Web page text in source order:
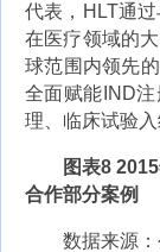
代表，HLT通
在医疗领域的
球范围内领先
全面赋能IND
理、临床试验入
图表8
合作部分案例
数据来源：